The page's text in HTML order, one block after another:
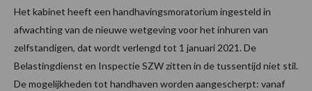
Het kabinet heeft een handhavingsmoratorium ingesteld in
afwachting van de nieuwe wetgeving voor het inhuren van
zelfstandigen, dat wordt verlengd tot 1 januari 2021. De
Belastingdienst en Inspectie SZW zitten in de tussentijd niet stil.
De mogelijkheden tot handhaven worden aangescherpt: vanaf